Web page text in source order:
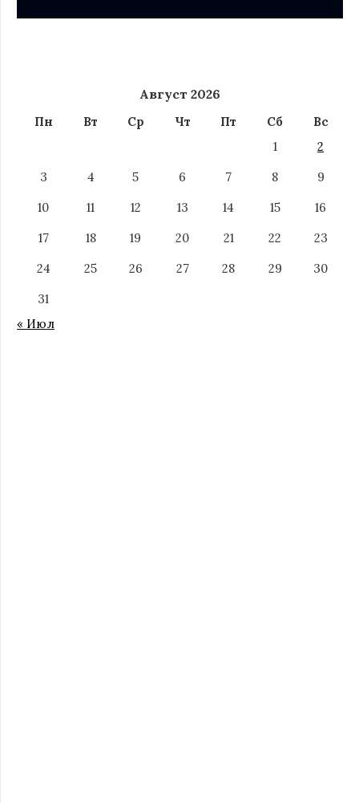
Август 2026
Пн Вт Ср Чт Пт Сб
Вс
1
2
3
4 5 6 7 8
9
10
11 12 13 14 15
16
17
18 19 20 21 22
23
24
25 26 27 28 29
30
31
« Июл